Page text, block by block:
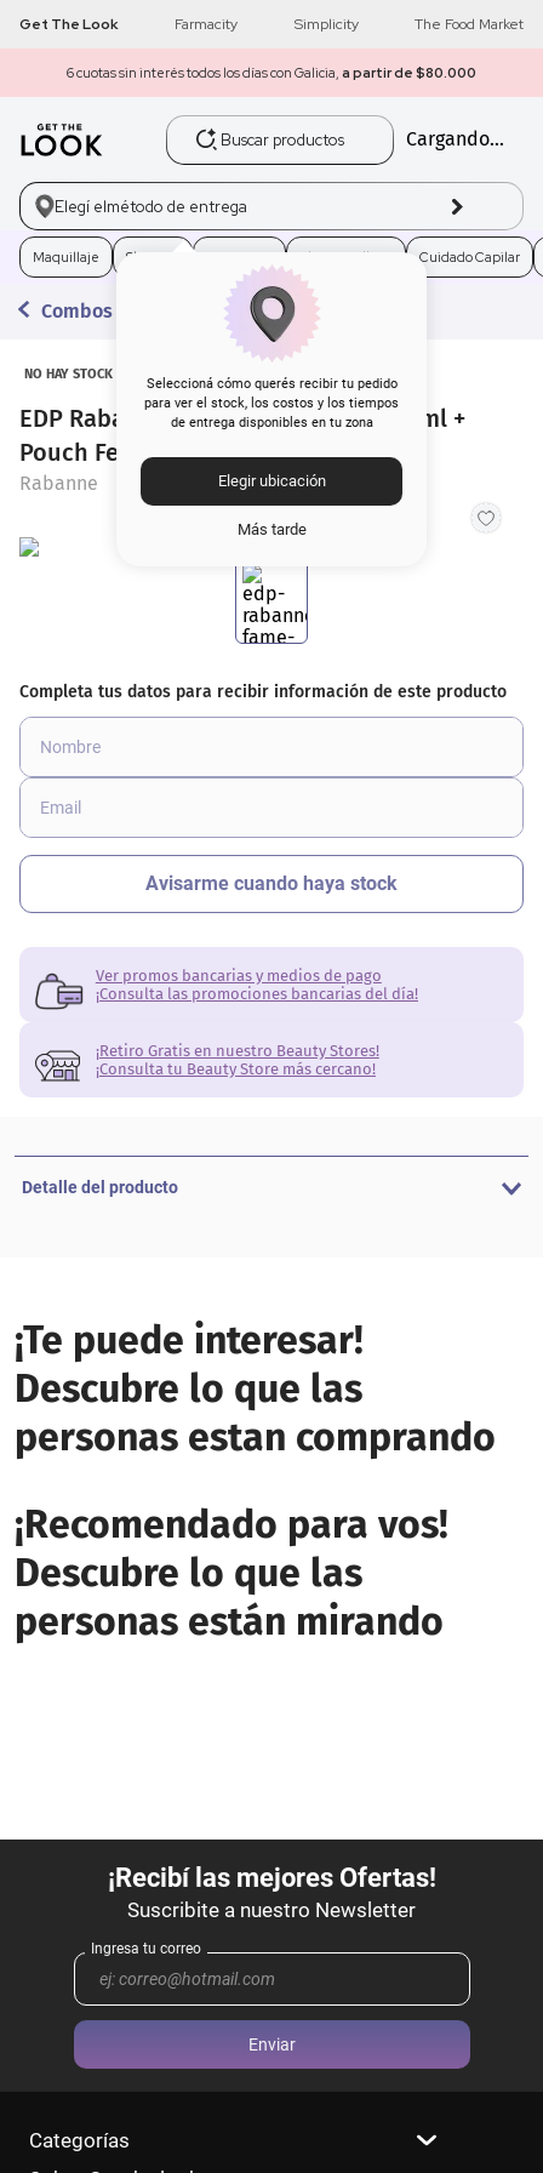
Get The Look Farmacity Simplicity The Food Market
6 cuotas sin interés todos los días con Galicia, a partir de $80.000
Buscar productos
Cargando...
Elegí elmétodo de entrega
Seleccioná cómo querés recibir tu pedido
para ver el stock, los costos y los tiempos
de entrega disponibles en tu zona
Elegir ubicación
Más tarde
Maquillaje Skincare Electro Belleza Cuidado Capilar
Combos con Regalo
NO HAY STOCK
EDP Rabanne Fame Recargable x 80 ml +
Pouch Femenino Regalo por Compra
Rabanne
Ver promos bancarias y medios de pago
¡Consulta las promociones bancarias del día!
¡Retiro Gratis en nuestro Beauty Stores!
¡Consulta tu Beauty Store más cercano!
Detalle del producto
¡Te puede interesar!
Descubre lo que las
personas estan comprando
¡Recomendado para vos!
Descubre lo que las
personas están mirando
Enviar
Categorías
1 get the look
2 máscara pestañas
loreal
4. brochas
5. corrector
6. rubor
7. base
8.